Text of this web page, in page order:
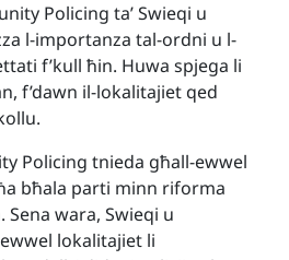
Policing ta’ Swieqi u
l-importanza tal-ordni u l-
f’kull ħin. Huwa spjega li
f’dawn il-lokalitajiet qed
Policing tnieda għall-ewwel
bħala parti minn riforma
Sena wara, Swieqi u
lokalitajiet li